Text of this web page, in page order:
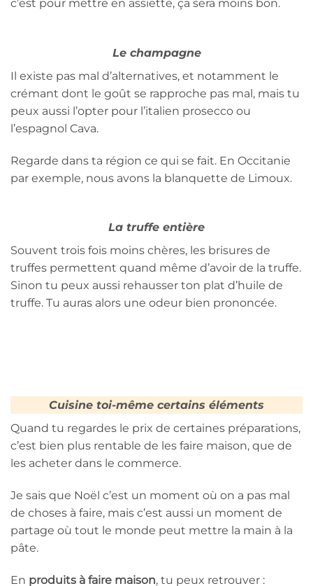
c’est pour mettre en assiette, ça sera moins bon.
Le champagne
Il existe pas mal d’alternatives, et notamment le
crémant dont le goût se rapproche pas mal, mais tu
peux aussi l’opter pour l’italien prosecco ou
l’espagnol Cava.
Regarde dans ta région ce qui se fait. En Occitanie
par exemple, nous avons la blanquette de Limoux.
La truffe entière
Souvent trois fois moins chères, les brisures de
truffes permettent quand même d’avoir de la truffe.
Sinon tu peux aussi rehausser ton plat d’huile de
truffe. Tu auras alors une odeur bien prononcée.
Cuisine toi-même certains éléments
Quand tu regardes le prix de certaines préparations,
c’est bien plus rentable de les faire maison, que de
les acheter dans le commerce.
Je sais que Noël c’est un moment où on a pas mal
de choses à faire, mais c’est aussi un moment de
partage où tout le monde peut mettre la main à la
pâte.
En produits à faire maison, tu peux retrouver :